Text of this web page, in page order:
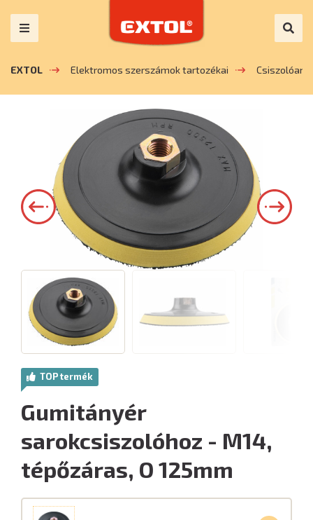
EXTOL Elektromos szerszámok tartozékai
TOP termék
Gumitányér
sarokcsiszolóhoz - M14,
tépőzáras, O 125mm